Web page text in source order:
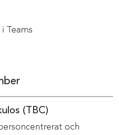
Teams
(TBC)
och